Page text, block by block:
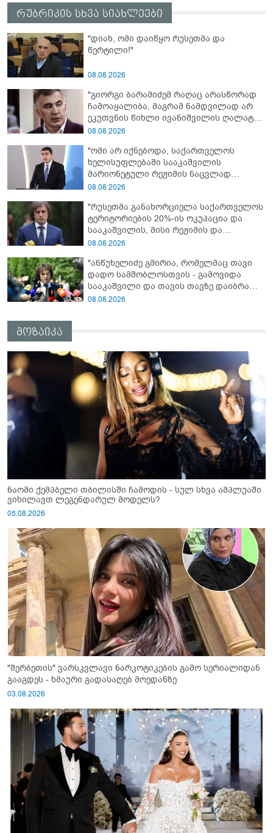
რუბრიკის სხვა სიახლეები
"დიახ, ომი დაიწყო რუსეთმა და
წერტილი!"
08.08.2026
"გიორგი ბარამიძემ რაღაც არასწორად
ჩამოაყალიბა, მაგრამ ნამდვილად არ
ეკუთვნის წიხლი ივანიშვილის ღალატზე
დაფუძნებული დიქტატურის
მსმენია ქართველების მიერ ტყვეების
დახვრეტაზე"
08.08.2026
"ომი არ იქნებოდა, საქართველოს
ხელისუფლებაში სააკაშვილის
მარიონეტული რეჟიმის ნაცვლად
„ქართული ოცნების“ მსგავსი
2008 წლის ომი თუ არ იქნებოდა, დიდი
ალბათობით, არც უკრაინის ომი
იქნებოდა"
08.08.2026
"რუსეთმა განახორციელა საქართველოს
ტერიტორიების 20%-ის ოკუპაცია და
სააკაშვილის, მისი რეჟიმის და
„ნაცმოძრაობის“ ღალატი ვერანაირად
დანაშაული ჩვენი სახელმწიფოს წინაშე"
08.08.2026
"ანწუხელიძე გმირია, რომელმაც თავი
დადო სამშობლოსთვის - გამოვიდა
სააკაშვილი და თავის თავზე დაიბრალა
ანწუხელიძის გმირობა, სამარცხვინო
ამგვარს სთხოვდნენ მას"
08.08.2026
მოზაიკა
ნაომი ქემპბელი თბილისში ჩამოდის - სულ სხვა ამპლუაში
ვიხილავთ ლეგენდარულ მოდელს?
05.08.2026
"შერბეთის" ვარსკვლავი ნარკოტიკების გამო სერიალიდან
გააგდეს - ხმაური გადასაღებ მოედანზე
03.08.2026